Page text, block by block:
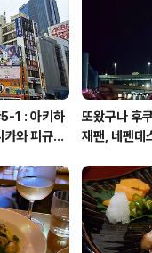
1 : 아키하
와 피규어
, 갤러리 타
또왔구나 후
재팬, 네펜데
펜 후쿠오카,
마스 마켓,
포트타워, 휴
키즈, 갭, 스